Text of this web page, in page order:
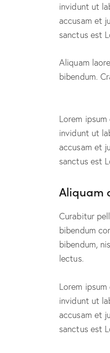
invidunt ut
accusam et
sanctus est
Aliquam
bibendum.
Lorem
invidunt ut
accusam et
sanctus est
Aliquam
Curabitur
bibendum
bibendum,
lectus.
Lorem
invidunt ut
accusam et
sanctus est